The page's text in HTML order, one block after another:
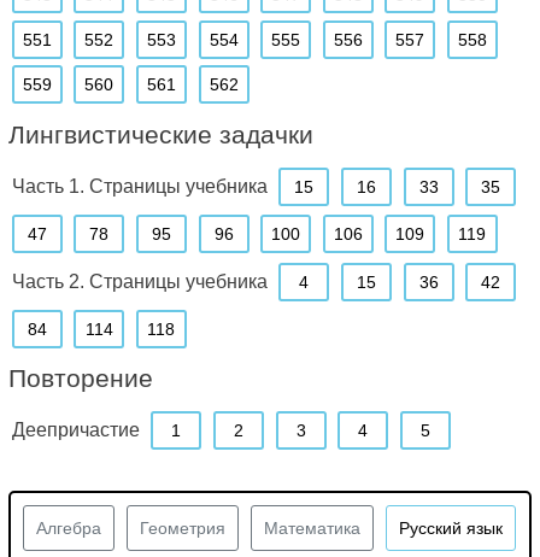
551 552 553 554 555 556 557 558
559 560 561 562
Лингвистические задачки
Часть 1. Страницы учебника 15 16 33 35
47 78 95 96 100 106 109 119
Часть 2. Страницы учебника 4 15 36 42
84 114 118
Повторение
Деепричастие 1 2 3 4 5
Алгебра Геометрия Математика Русский язык